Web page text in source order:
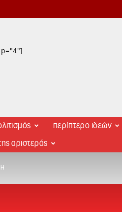
περίπτερο ιδεών
αριστεράς